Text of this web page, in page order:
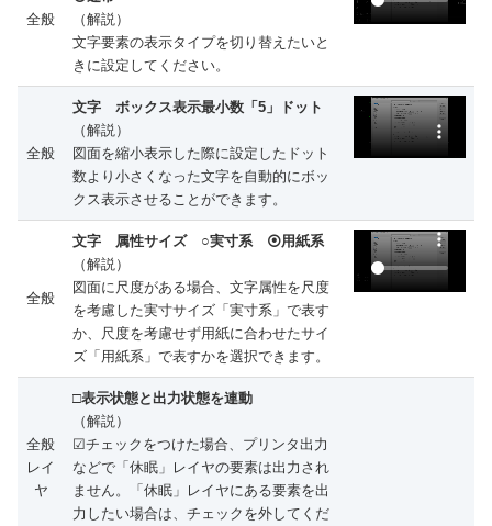
全般
（解説）
文字要素の表示タイプを切り替えたいと
きに設定してください。
全般
文字 ボックス表示最小数「5」ドット
（解説）
図面を縮小表示した際に設定したドット
数より小さくなった文字を自動的にボッ
クス表示させることができます。
全般
文字 属性サイズ ○実寸系 ⦿用紙系
（解説）
図面に尺度がある場合、文字属性を尺度
を考慮した実寸サイズ「実寸系」で表す
か、尺度を考慮せず用紙に合わせたサイ
ズ「用紙系」で表すかを選択できます。
全般
レイ
ヤ
□表示状態と出力状態を連動
（解説）
☑チェックをつけた場合、プリンタ出力
などで「休眠」レイヤの要素は出力され
ません。「休眠」レイヤにある要素を出
力したい場合は、チェックを外してくだ